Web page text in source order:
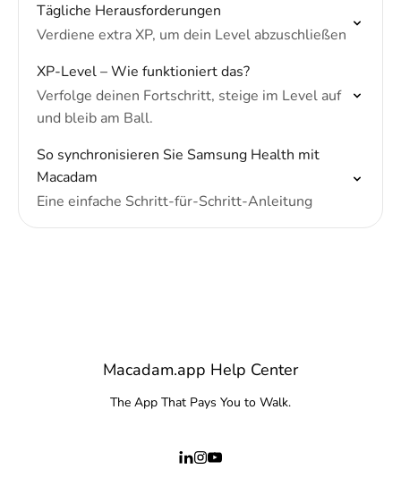
Tägliche Herausforderungen
Verdiene extra XP, um dein Level abzuschließen
XP-Level – Wie funktioniert das?
Verfolge deinen Fortschritt, steige im Level auf
und bleib am Ball.
So synchronisieren Sie Samsung Health mit
Macadam
Eine einfache Schritt-für-Schritt-Anleitung
Macadam.app Help Center
The App That Pays You to Walk.